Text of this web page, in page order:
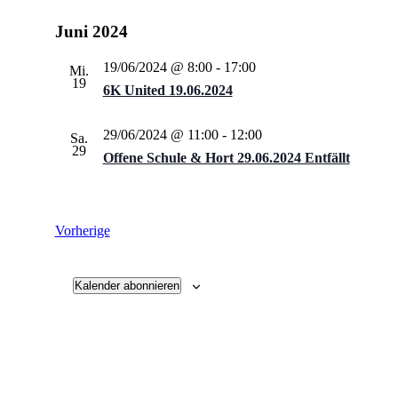
Juni 2024
Mi.
19
6K United 19.06.2024
19/06/2024 @ 8:00- 17:00
Sa.
29
Offene Schule & Hort 29.06.2024 Entfällt
29/06/2024 @ 11:00- 12:00
VorherigeVeranstaltungen
Kalender abonnieren